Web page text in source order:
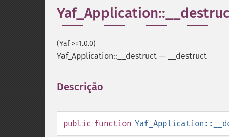
(Yaf >=1.0.0)
Yaf_Application::__destruct — __destruct
Descrição
public function